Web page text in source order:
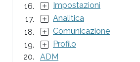
Impostazioni
Analitica
Comunicazione
Profilo
ADM